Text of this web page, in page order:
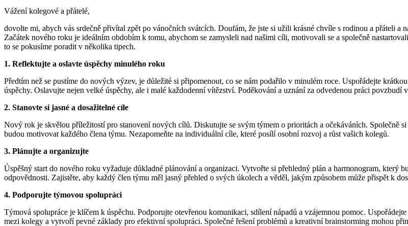
Vážení kolegové a přátelé,
dovolte mi, abych vás srdečně přivítal zpět po vánočních svátcích. Doufám, že jste si užili krásné chvíle s rodinou a přáteli a
Začátek nového roku je ideálním obdobím k tomu, abychom se zamysleli nad našimi cíli, motivovali se a společně
to se pokusíme poradit v několika tipech.
1. Reflektujte a oslavte úspěchy minulého roku
Předtím než se pustíme do nových výzev, je důležité si připomenout, co se nám podařilo v minulém roce. Uspořádejte
úspěchy. Oslavujte nejen velké úspěchy, ale i malé každodenní vítězství. Poděkování a uznání za odvedenou práci
2. Stanovte si jasné a dosažitelné cíle
Nový rok je skvělou příležitostí pro stanovení nových cílů. Diskutujte se svým týmem o prioritách a očekáváních. Společně si
budou motivovat každého člena týmu. Nezapomeňte na individuální cíle, které posílí osobní rozvoj a růst vašich kolegů.
3. Plánujte a organizujte
Úspěšný start do nového roku vyžaduje důkladné plánování a organizaci. Vytvořte si přehledný plán a harmonogram, který
odpovědnosti. Zajistěte, aby každý člen týmu měl jasný přehled o svých úkolech a věděl, jakým způsobem může přispět k
4. Podporujte týmovou spolupráci
Týmová spolupráce je klíčem k úspěchu. Podporujte otevřenou komunikaci, sdílení nápadů a vzájemnou pomoc.
mezi kolegy a vytvoří pevné základy pro efektivní spolupráci. Společné řešení problémů a kreativní brainstorming mohou